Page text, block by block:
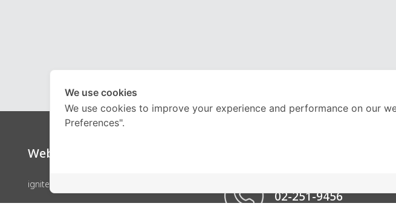
Website
ignite by OnDemand
02-251-9456
We use cookies
We use cookies to improve your experience and performance on our
Preferences".